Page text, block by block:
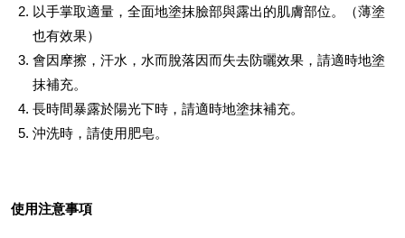
以手掌取適量，全面地塗抹臉部與露出的肌膚部位。（薄塗
也有效果）
會因摩擦，汗水，水而脫落因而失去防曬效果，請適時地塗
抹補充。
長時間暴露於陽光下時，請適時地塗抹補充。
沖洗時，請使用肥皂。
使用注意事項